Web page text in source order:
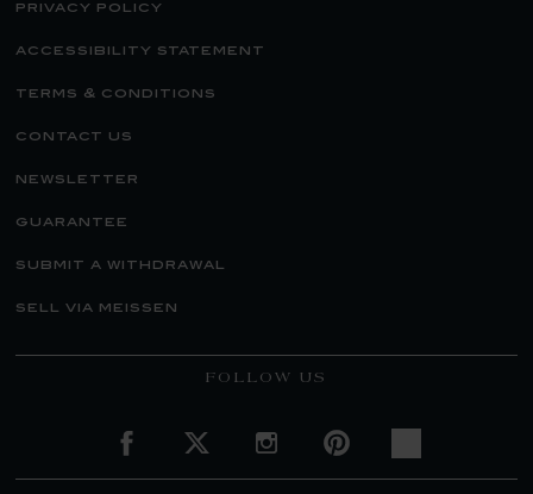
privacy policy
accessibility statement
terms & conditions
contact us
newsletter
guarantee
submit a withdrawal
sell via meissen
FOLLOW US